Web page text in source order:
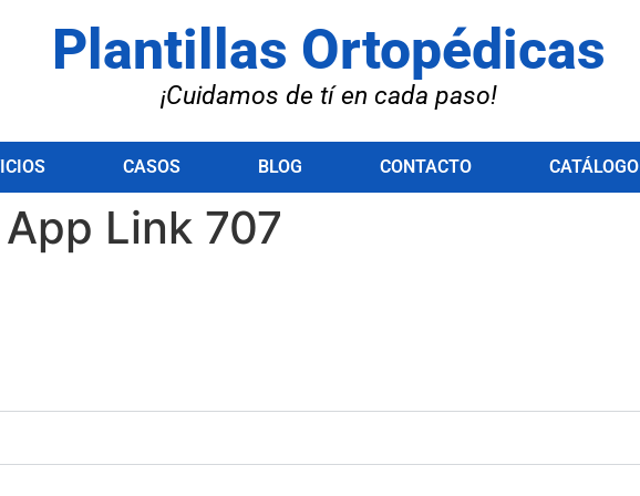
Plantillas Ortopédicas
¡Cuidamos de tí en cada paso!
CASOS BLOG CONTACTO CATÁLOGO
Link 707